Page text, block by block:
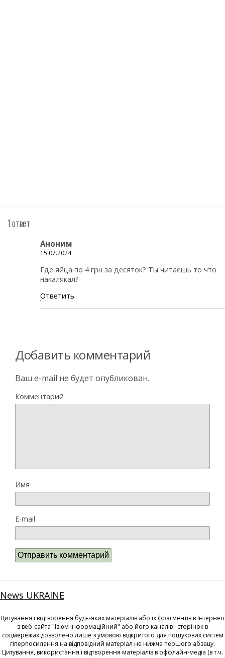
1 ответ
Аноним
15.07.2024
Где яйца по 4 грн за десяток? Ты читаешь то что
накалякал?
Ответить
Добавить комментарий
Ваш e-mail не будет опубликован.
Комментарий
Имя
E-mail
News UKRAINE
Цитування і відтворення будь-яких матеріалів або їх фрагментів в Інтернеті
з веб-сайта "Ізюм Інформаційний" або його каналів і сторінок в
соцмережах дозволено лише з умовою відкритого для пошукових систем
гіперпосилання на відповідний матеріал не нижче першого абзацу.
Цитування, використання і відтворення матеріалів в оффлайн-медіа (в т.ч.